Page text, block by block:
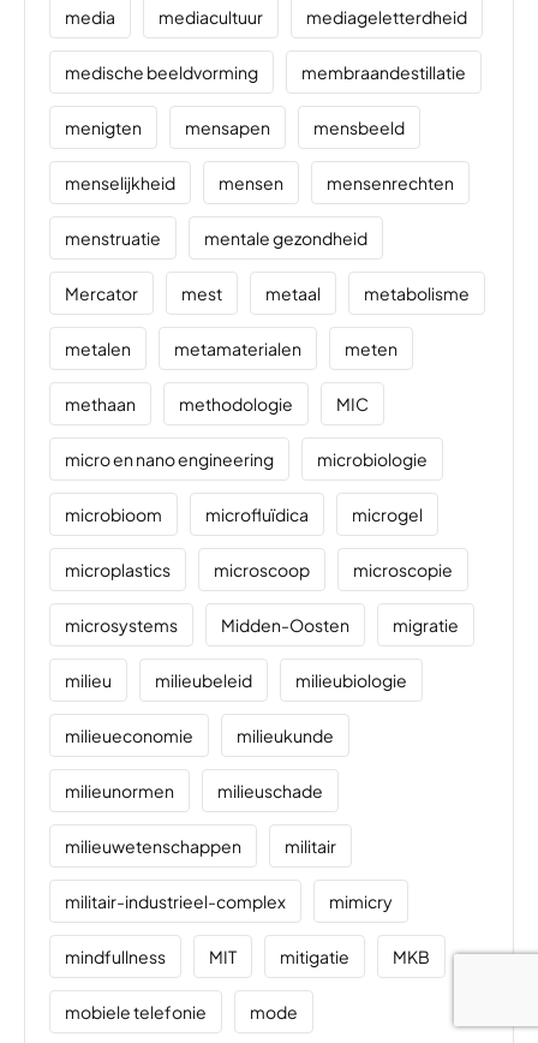
media mediacultuur mediageletterdheid
medische beeldvorming membraandestillatie
menigten mensapen mensbeeld
menselijkheid mensen mensenrechten
menstruatie mentale gezondheid
Mercator mest metaal metabolisme
metalen metamaterialen meten
methaan methodologie MIC
micro en nano engineering microbiologie
microbioom microfluïdica microgel
microplastics microscoop microscopie
microsystems Midden-Oosten migratie
milieu milieubeleid milieubiologie
milieueconomie milieukunde
milieunormen milieuschade
milieuwetenschappen militair
militair-industrieel-complex mimicry
mindfullness MIT mitigatie MKB
mobiele telefonie mode